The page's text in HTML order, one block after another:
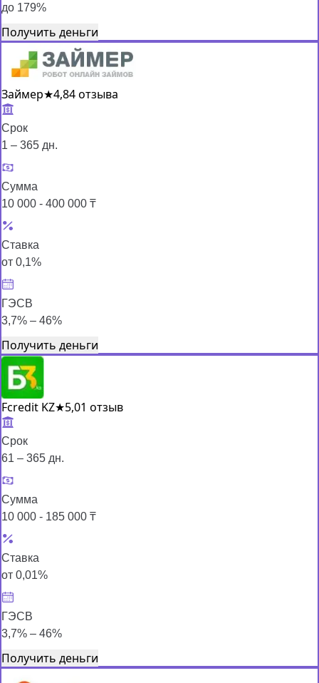
до 179%
Получить деньги
Займер★4,84 отзыва
Срок
1 – 365 дн.
Сумма
10 000 - 400 000 ₸
Ставка
от 0,1%
ГЭСВ
3,7% – 46%
Получить деньги
Fcredit KZ★5,01 отзыв
Срок
61 – 365 дн.
Сумма
10 000 - 185 000 ₸
Ставка
от 0,01%
ГЭСВ
3,7% – 46%
Получить деньги